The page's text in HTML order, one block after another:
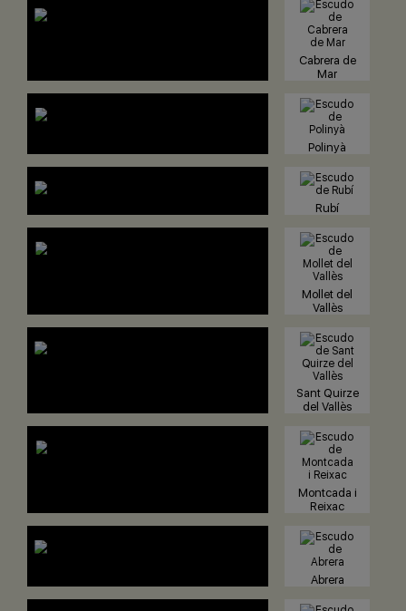
Cabrera de
Mar
Polinyà
Rubí
Mollet del
Vallès
Sant Quirze
del Vallès
Montcada i
Reixac
Abrera